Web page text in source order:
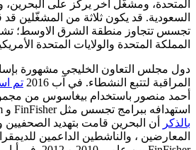
المتحدة، ومشغّل آخر يركّز على البحرين،
السعودية. قد يكون ثلاثة من المشغّلين قد
تجسس تتجاوز منطقة الشرق الاوسط؛ تشمل
المملكة المتحدة والولايات المتحدة
دول مجلس التعاون الخليجي مشهورة
المراقبة لتتبع النشطاء. في آب 2016 تم
استهدافه ببرامج تجسس مثل FinFisher و Hacking team.
بالذكر
أن البحرين قامت بتهديد الصحفيين
المعارضين ، والناشطين الداعمين